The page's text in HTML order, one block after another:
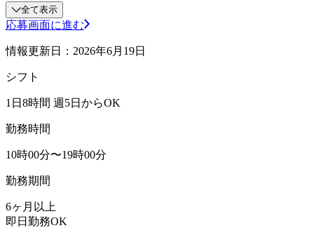
全て表示
応募画面に進む
情報更新日：2026年6月19日
シフト
1日8時間 週5日からOK
勤務時間
10時00分〜19時00分
勤務期間
6ヶ月以上
即日勤務OK